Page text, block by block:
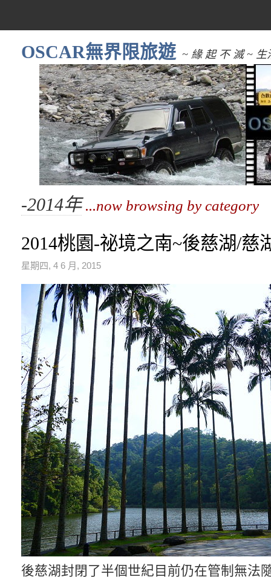
OSCAR無界限旅遊 ~ 緣 起 不 滅 ~ 生
-2014年...now browsing by category
2014桃園-祕境之南~後慈湖/慈
星期四, 4 6 月, 2015
後慈湖封閉了半個世紀目前仍在管制無法